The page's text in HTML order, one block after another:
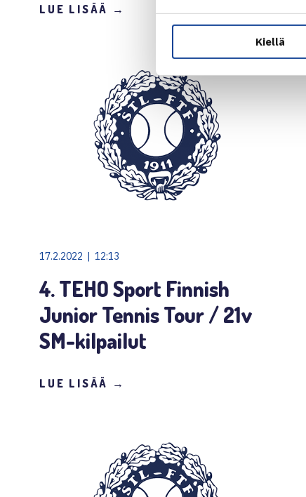
Kiellä
LUE LISÄÄ →
17.2.2022 | 12:13
4. TEHO Sport Finnish
Junior Tennis Tour / 21v
SM-kilpailut
LUE LISÄÄ →